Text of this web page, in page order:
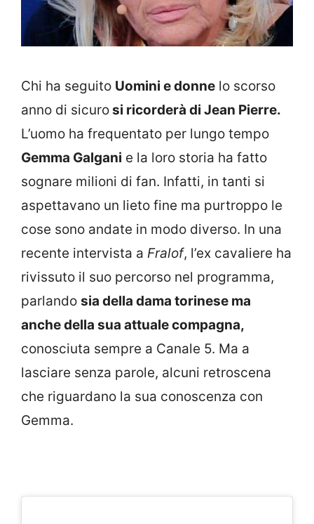
Chi ha seguito Uomini e donne lo scorso
anno di sicurosi ricorderà di Jean Pierre.
L’uomo ha frequentato per lungo tempo
Gemma Galgani e la loro storia ha fatto
sognare milioni di fan. Infatti, in tanti si
aspettavano un lieto fine ma purtroppo le
cose sono andate in modo diverso. In una
recente intervista a Fralof, l’ex cavaliere ha
rivissuto il suo percorso nel programma,
parlando sia della dama torinese ma
anche della sua attuale compagna,
conosciuta sempre a Canale 5. Ma a
lasciare senza parole, alcuni retroscena
che riguardano la sua conoscenza con
Gemma.